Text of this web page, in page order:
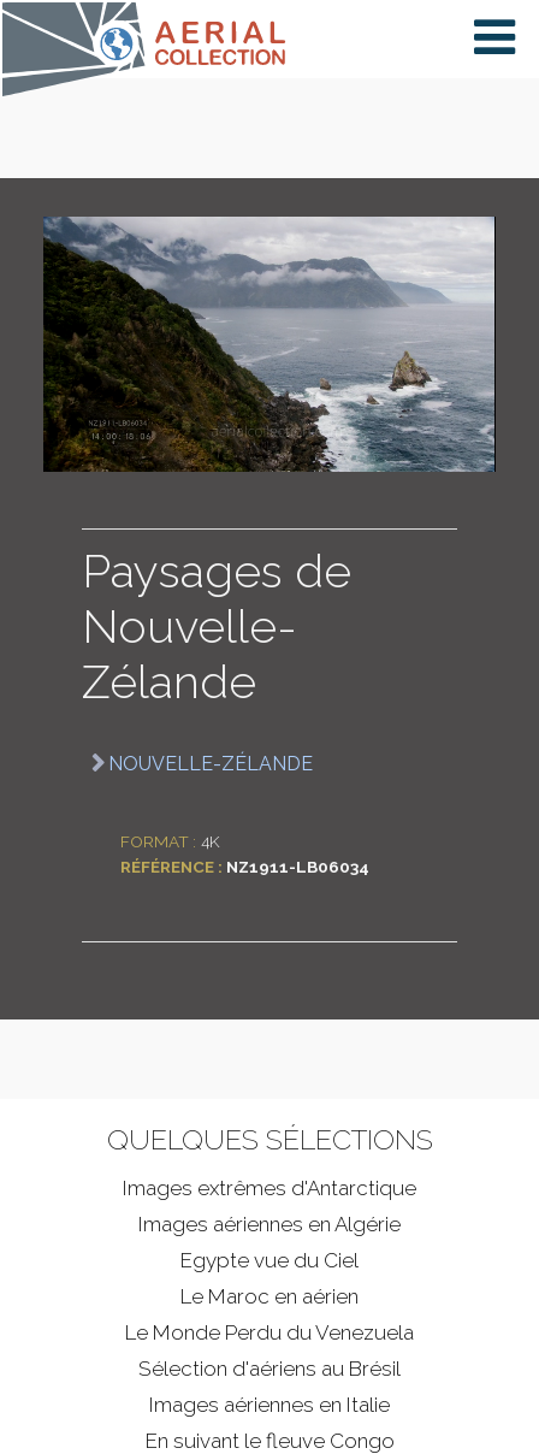
×
PAYS
CARTE
COLLECTIONS
Paysages de
Nouvelle-
Zélande
NOUVELLE-ZÉLANDE
FORMAT : 4K
RÉFÉRENCE : NZ1911-LB06034
QUELQUES SÉLECTIONS
Images extrêmes d'Antarctique
Images aériennes en Algérie
Egypte vue du Ciel
Le Maroc en aérien
Le Monde Perdu du Venezuela
Sélection d'aériens au Brésil
Images aériennes en Italie
En suivant le fleuve Congo